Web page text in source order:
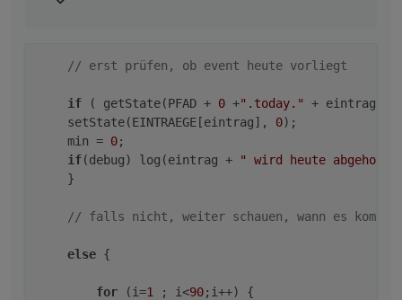
// erst prüfen, ob event heute vorliegt
if ( getState(PFAD + 0 +".today." + eintrag).
    setState(EINTRAEGE[eintrag],
0);
    min =
0;
if(debug) log(eintrag + " wird heute abgeholt"
    }
// falls nicht, weiter schauen, wann es kommt
else {
for (i=1 ; i<90;i++)